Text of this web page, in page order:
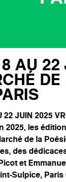
AU
22 JUIN 2025
2025, les
de la
des
et
Sulpice, Paris